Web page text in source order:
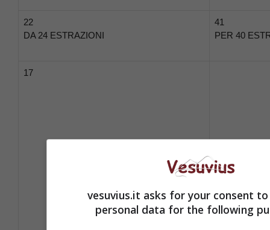
22
DA 24 ESTRAZIONI
41
PER 40
17
PER 40
vesuvius.it asks for your consent to
personal data for the following